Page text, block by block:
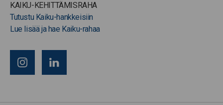
KAIKU-KEHITTÄMISRAHA
Tutustu Kaiku-hankkeisiin
Lue lisää ja hae Kaiku-rahaa